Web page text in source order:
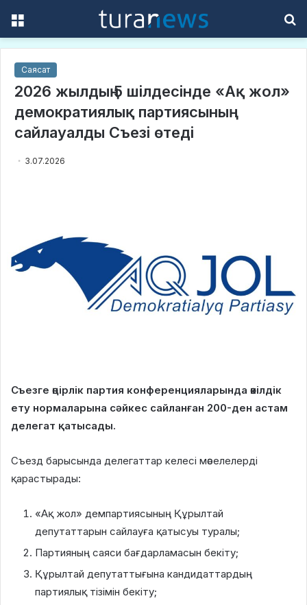
Саясат
2026 жылдың 5 шілдесінде «Ақ жол»
демократиялық партиясының
сайлауалды Съезі өтеді
3.07.2026
Съезге өңірлік партия конференцияларында өкілдік
ету нормаларына сәйкес сайланған 200-ден астам
делегат қатысады.
Съезд барысында делегаттар келесі мәселелерді
қарастырады:
«Ақ жол» демпартиясының Құрылтай
депутаттарын сайлауға қатысуы туралы;
Партияның саяси бағдарламасын бекіту;
Құрылтай депутаттығына кандидаттардың
партиялық тізімін бекіту;